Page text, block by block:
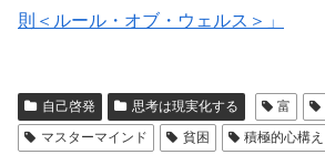
則＜ルール・オブ・ウェルス＞」
自己啓発 思考は現実化する 富
マスターマインド
貧困 積極的心構え